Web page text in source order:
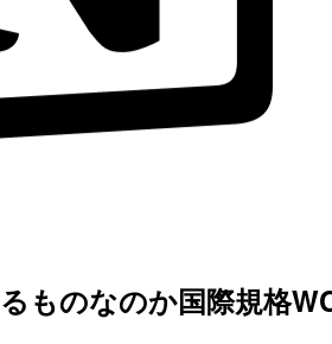
ものなのか国際規格